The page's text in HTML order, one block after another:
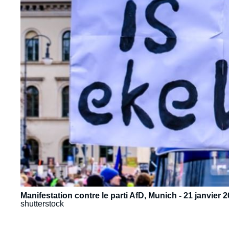
Manifestation contre le parti AfD, Munich - 21 janvier
shutterstock